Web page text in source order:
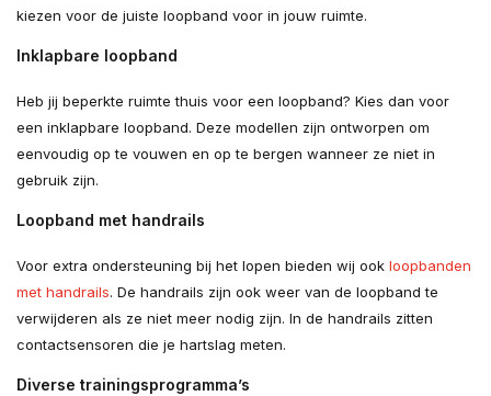
kiezen voor de juiste loopband voor in jouw ruimte.
Inklapbare loopband
Heb jij beperkte ruimte thuis voor een loopband? Kies dan voor
een inklapbare loopband. Deze modellen zijn ontworpen om
eenvoudig op te vouwen en op te bergen wanneer ze niet in
gebruik zijn.
Loopband met handrails
Voor extra ondersteuning bij het lopen bieden wij ook loopbanden
met handrails. De handrails zijn ook weer van de loopband te
verwijderen als ze niet meer nodig zijn. In de handrails zitten
contactsensoren die je hartslag meten.
Diverse trainingsprogramma’s